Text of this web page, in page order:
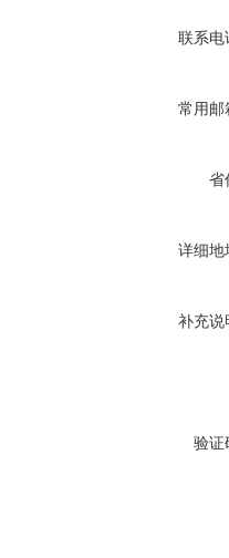
联系电
常用邮
省
详细地
补充说
验证